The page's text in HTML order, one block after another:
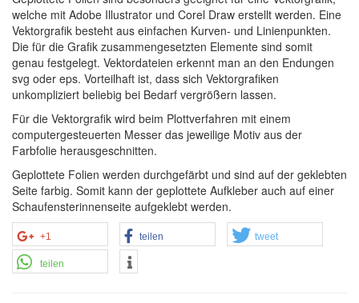
welche mit Adobe Illustrator und Corel Draw erstellt werden. Eine
Vektorgrafik besteht aus einfachen Kurven- und Linienpunkten.
Die für die Grafik zusammengesetzten Elemente sind somit
genau festgelegt. Vektordateien erkennt man an den Endungen
svg oder eps. Vorteilhaft ist, dass sich Vektorgrafiken
unkompliziert beliebig bei Bedarf vergrößern lassen.
Für die Vektorgrafik wird beim Plottverfahren mit einem
computergesteuerten Messer das jeweilige Motiv aus der
Farbfolie herausgeschnitten.
Geplottete Folien werden durchgefärbt und sind auf der geklebten
Seite farbig. Somit kann der geplottete Aufkleber auch auf einer
Schaufensterinnenseite aufgeklebt werden.
+1 teilen tweet
teilen